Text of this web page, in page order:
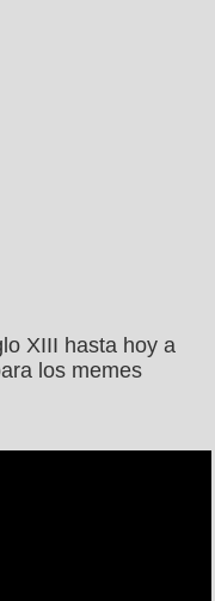
XIII hasta hoy a
los memes